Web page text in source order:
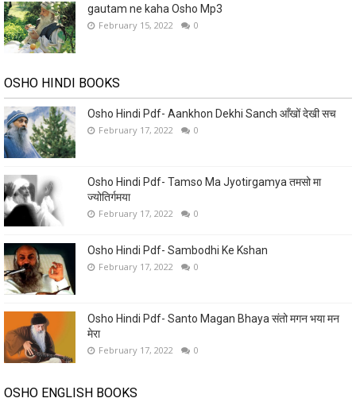
gautam ne kaha Osho Mp3
February 15, 2022 0
OSHO HINDI BOOKS
Osho Hindi Pdf- Aankhon Dekhi Sanch आँखों देखी सच
February 17, 2022 0
Osho Hindi Pdf- Tamso Ma Jyotirgamya तमसो मा
ज्योतिर्गमया
February 17, 2022 0
Osho Hindi Pdf- Sambodhi Ke Kshan
February 17, 2022 0
Osho Hindi Pdf- Santo Magan Bhaya संतो मगन भया मन
मेरा
February 17, 2022 0
OSHO ENGLISH BOOKS